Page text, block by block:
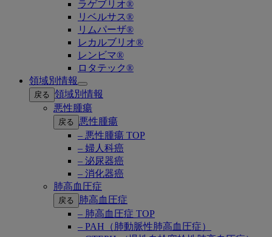
ラゲブリオ®
リベルサス®
リムパーザ®
レカルブリオ®
レンビマ®
ロタテック®
領域別情報
Open
submenu
戻る 領域別情報
悪性腫瘍
戻る
悪性腫瘍
– 悪性腫瘍 TOP
– 婦人科癌
– 泌尿器癌
– 消化器癌
肺高血圧症
戻る
肺高血圧症
– 肺高血圧症 TOP
– PAH（肺動脈性肺高血圧症）